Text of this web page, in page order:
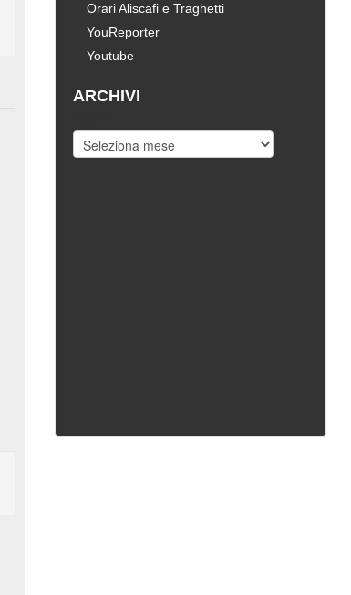
Orari Aliscafi e Traghetti
YouReporter
Youtube
ARCHIVI